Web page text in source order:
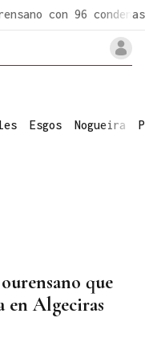
con 96 condenas
Esgos Nogueira
que
Algeciras